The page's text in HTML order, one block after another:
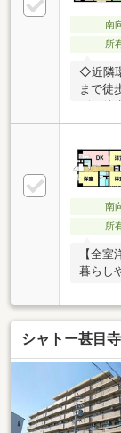
南
所
◇近隣
まで徒
ルコニ
つよ
さい♪
険、不
ことな
選択
ッズ
南
所
【全
暮らし
シャトー甚目